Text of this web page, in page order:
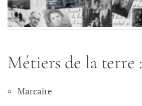
Métiers de la terre :
Marcaire